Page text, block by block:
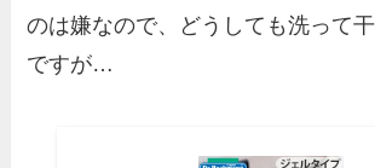
のは嫌なので、どうしても洗って
ですが…